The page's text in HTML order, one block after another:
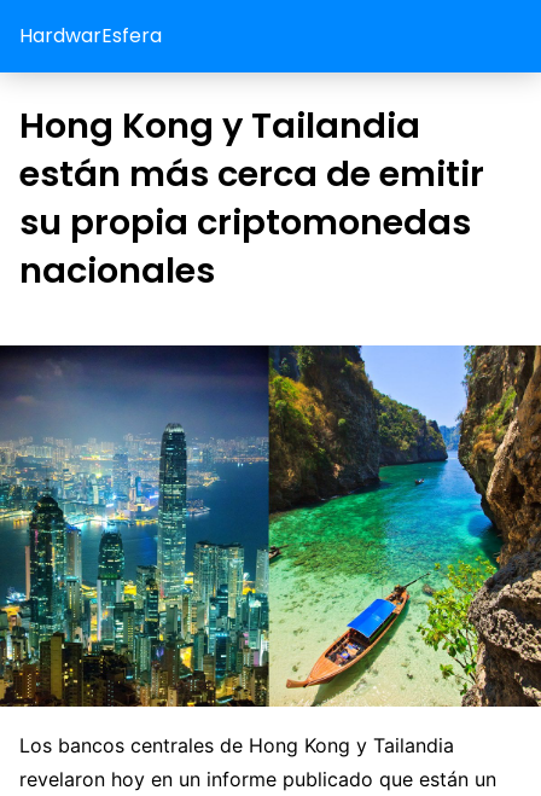
HardwarEsfera
Hong Kong y Tailandia
están más cerca de emitir
su propia criptomonedas
nacionales
Los bancos centrales de Hong Kong y Tailandia
revelaron hoy en un informe publicado que están un